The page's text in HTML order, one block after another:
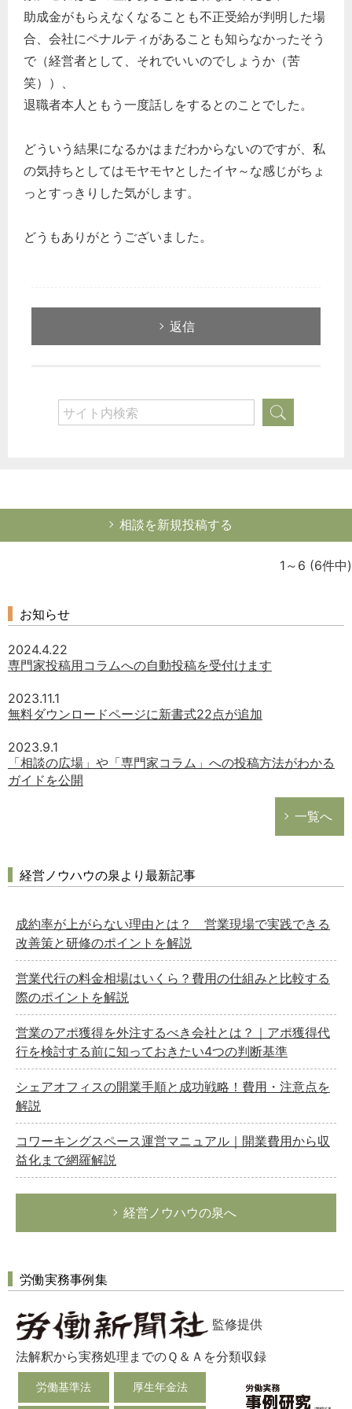
助成金がもらえなくなることも不正受給が判明した場
合、会社にペナルティがあることも知らなかったそう
で（経営者として、それでいいのでしょうか（苦
笑））、
退職者本人ともう一度話しをするとのことでした。
どういう結果になるかはまだわからないのですが、私
の気持ちとしてはモヤモヤとしたイヤ～な感じがちょ
っとすっきりした気がします。
どうもありがとうございました。
返信
相談を新規投稿する
1～6 (6件中)
お知らせ
2024.4.22
専門家投稿用コラムへの自動投稿を受付けます
2023.11.1
無料ダウンロードページに新書式22点が追加
2023.9.1
「相談の広場」や「専門家コラム」への投稿方法がわかる
ガイドを公開
一覧へ
経営ノウハウの泉より最新記事
成約率が上がらない理由とは？ 営業現場で実践できる
改善策と研修のポイントを解説
営業代行の料金相場はいくら？費用の仕組みと比較する
際のポイントを解説
営業のアポ獲得を外注するべき会社とは？｜アポ獲得代
行を検討する前に知っておきたい4つの判断基準
シェアオフィスの開業手順と成功戦略！費用・注意点を
解説
コワーキングスペース運営マニュアル｜開業費用から収
益化まで網羅解説
経営ノウハウの泉へ
労働実務事例集
監修提供
法解釈から実務処理までのＱ＆Ａを分類収録
労働基準法 厚生年金法